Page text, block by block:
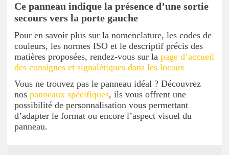
Ce panneau indique la présence d’une sortie
secours vers la porte gauche
Pour en savoir plus sur la nomenclature, les codes de
couleurs, les normes ISO et le descriptif précis des
matières proposées, rendez-vous sur la page d’accueil
des consignes et signalétiques dans les locaux
Vous ne trouvez pas le panneau idéal ? Découvrez
nos panneaux spécifiques, ils vous offrent une
possibilité de personnalisation vous permettant
d’adapter le format ou encore l’aspect visuel du
panneau.